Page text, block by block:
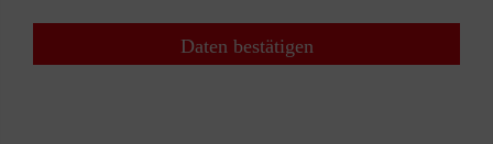
Daten bestätigen